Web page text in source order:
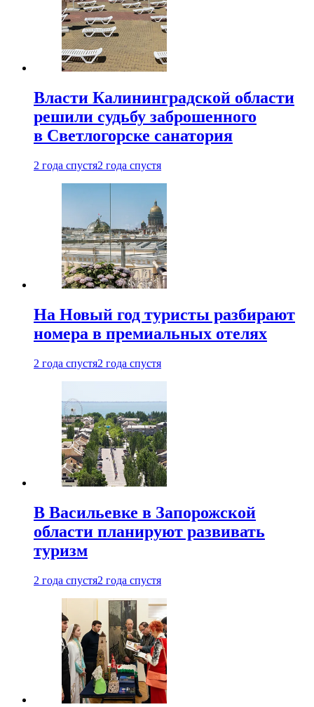
Власти Калининградской области
решили судьбу заброшенного
в Светлогорске санатория
2 года спустя2 года спустя
На Новый год туристы разбирают
номера в премиальных отелях
2 года спустя2 года спустя
В Васильевке в Запорожской
области планируют развивать
туризм
2 года спустя2 года спустя